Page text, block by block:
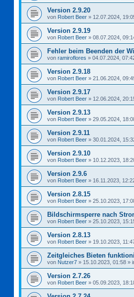
Version 2.9.20
von Robert Beer » 12.07.2024,
Version 2.9.19
von Robert Beer » 08.07.2024,
Fehler beim Beenden der
von ramiroflores » 04.07.2024,
Version 2.9.18
von Robert Beer » 21.06.2024,
Version 2.9.17
von Robert Beer » 12.06.2024,
Version 2.9.13
von Robert Beer » 29.05.2024,
Version 2.9.11
von Robert Beer » 30.01.2024,
Version 2.9.10
von Robert Beer » 10.12.2023,
Version 2.9.6
von Robert Beer » 16.11.2023,
Version 2.8.15
von Robert Beer » 25.10.2023,
Bildschirmsperre nach
von Robert Beer » 25.10.2023,
Version 2.8.13
von Robert Beer » 19.10.2023,
Zeitgleiches Bieten
von Nutzer7 » 15.10.2023, 01:58 »
Version 2.7.26
von Robert Beer » 05.09.2023,